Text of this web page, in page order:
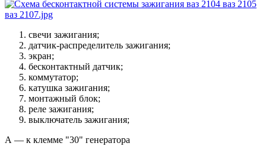
свечи зажигания;
датчик-распределитель зажигания;
экран;
бесконтактный датчик;
коммутатор;
катушка зажигания;
монтажный блок;
реле зажигания;
выключатель зажигания;
А — к клемме "30" генератора